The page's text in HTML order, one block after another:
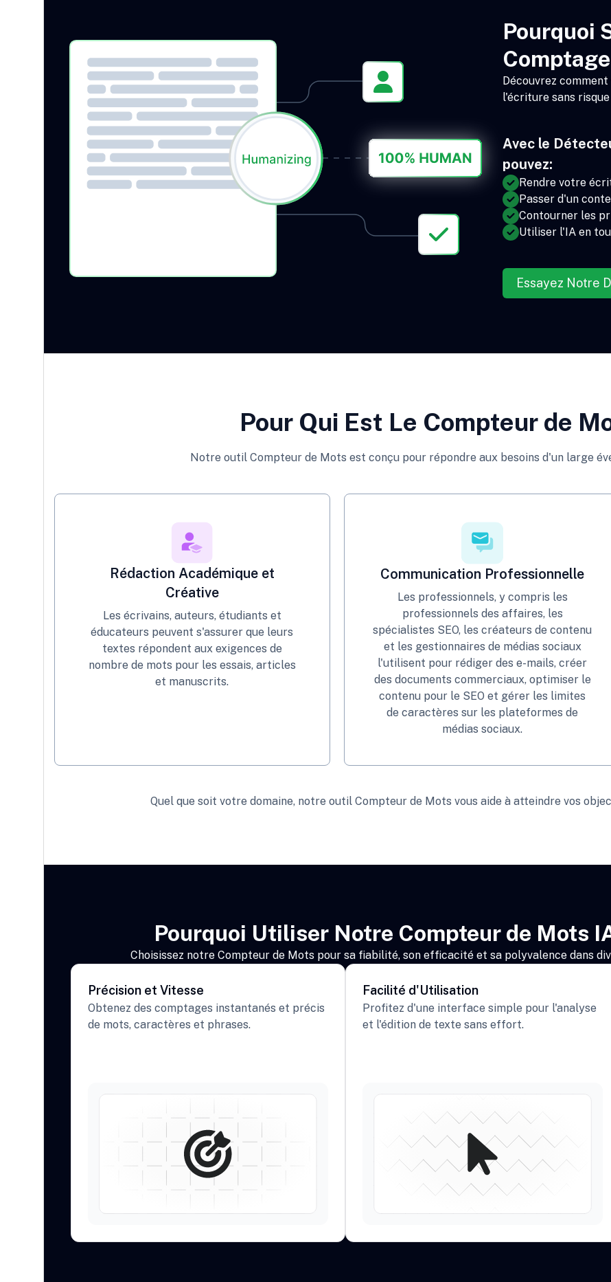
Pourquoi
Découvrez
l'écriture sans
Avec le
pouvez:
Rendre votre
Passer d'un
Contourner les
Utiliser l'IA en
Essayez Notre
Pour Qui Est Le Compteur de
Notre outil Compteur de Mots est conçu pour répondre aux besoins d'un large
Rédaction Académique et
Créative
Les écrivains, auteurs, étudiants et
éducateurs peuvent s'assurer que leurs
textes répondent aux exigences de
nombre de mots pour les essais, articles
et manuscrits.
Communication Professionnelle
Les professionnels, y compris les
professionnels des affaires, les
spécialistes SEO, les créateurs de contenu
et les gestionnaires de médias sociaux
l'utilisent pour rédiger des e-mails, créer
des documents commerciaux, optimiser le
contenu pour le SEO et gérer les limites
de caractères sur les plateformes de
médias sociaux.
Quel que soit votre domaine, notre outil Compteur de Mots vous aide à atteindre vos
Pourquoi Utiliser Notre Compteur de Mots
Choisissez notre Compteur de Mots pour sa fiabilité, son efficacité et sa polyvalence dans
Précision et Vitesse
Obtenez des comptages instantanés et précis
de mots, caractères et phrases.
Facilité d'Utilisation
Profitez d'une interface simple pour l'analyse
et l'édition de texte sans effort.